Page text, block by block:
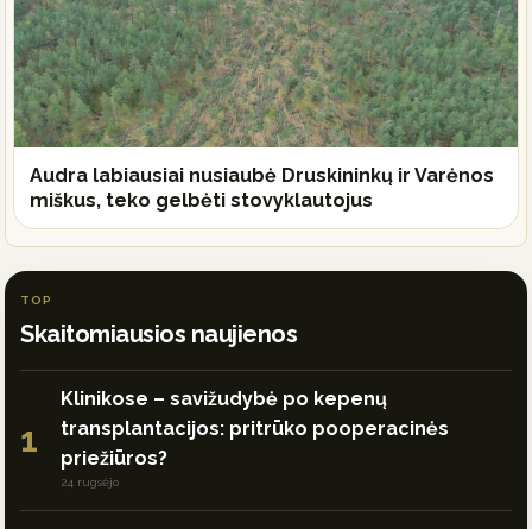
Audra labiausiai nusiaubė Druskininkų ir Varėnos
miškus, teko gelbėti stovyklautojus
TOP
Skaitomiausios naujienos
1
Klinikose – savižudybė po kepenų
transplantacijos: pritrūko pooperacinės
priežiūros?
24 rugsėjo